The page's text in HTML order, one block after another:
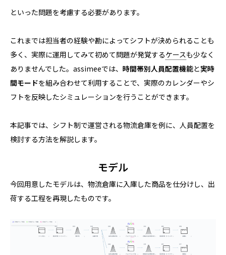
といった問題を考慮する必要があります。
これまでは担当者の経験や勘によってシフトが決められることも
多く、実際に運用してみて初めて問題が発覚するケースも少なく
ありませんでした。assimeeでは、 時間帯別人員配置機能と実時
間モードを組み合わせて利用することで、実際のカレンダーやシ
フトを反映したシミュレーションを行うことができます。
本記事では、シフト制で運営される物流倉庫を例に、人員配置を
検討する方法を解説します。
モデル
今回用意したモデルは、物流倉庫に入庫した商品を仕分けし、出
荷する工程を再現したものです。